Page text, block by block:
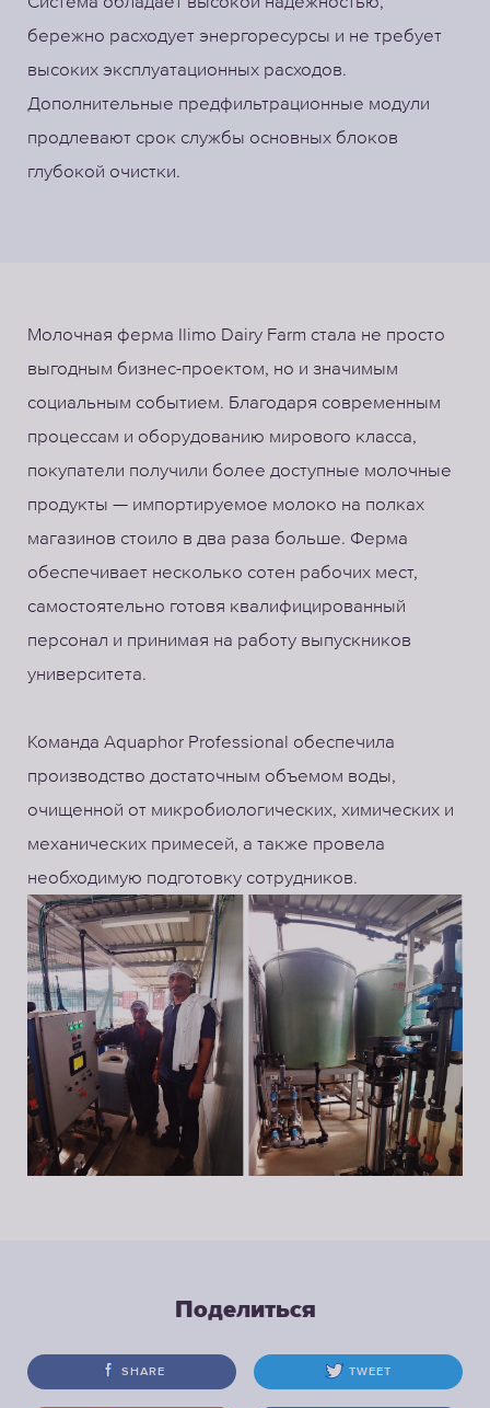
бережно расходует энергоресурсы и не требует
высоких эксплуатационных расходов.
Дополнительные предфильтрационные модули
продлевают срок службы основных блоков
глубокой очистки.
Молочная ферма Ilimo Dairy Farm стала не просто
выгодным бизнес-проектом, но и значимым
социальным событием. Благодаря современным
процессам и оборудованию мирового класса,
покупатели получили более доступные молочные
продукты — импортируемое молоко на полках
магазинов стоило в два раза больше. Ферма
обеспечивает несколько сотен рабочих мест,
самостоятельно готовя квалифицированный
персонал и принимая на работу выпускников
университета.
Команда Aquaphor Professional обеспечила
производство достаточным объемом воды,
очищенной от микробиологических, химических и
механических примесей, а также провела
необходимую подготовку сотрудников.
Поделиться
SHARE TWEET